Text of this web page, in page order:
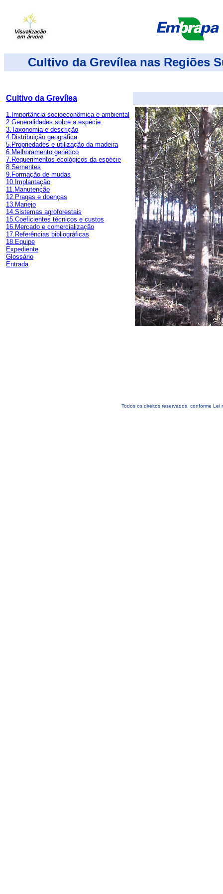
Cultivo da Grevílea nas Regiões
Cultivo da Grevílea
1.Importância socioeconômica e ambiental
2.Generalidades sobre a espécie
3.Taxonomia e descrição
4.Distribuição geográfica
5.Propriedades e utilização da madeira
6.Melhoramento genético
7.Requerimentos ecológicos da espécie
8.Sementes
9.Formação de mudas
10.Implantação
11.Manutenção
12.Pragas e doenças
13.Manejo
14.Sistemas agroforestais
15.Coeficientes técnicos e custos
16.Mercado e comercialização
17.Referências bibliográficas
18.Equipe
Expediente
Glossário
Entrada
Todos os direitos reservados, conforme Lei